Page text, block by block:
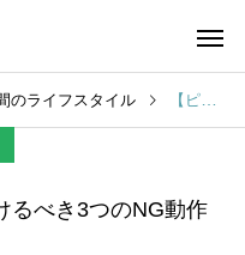
のライフスタイル 【ピラティス】寝る前は避けるべき3つのNG動作とおすすめの動き7選
るべき3つのNG動作